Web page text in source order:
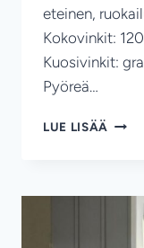
eteinen,
Kokovinkit:
Kuosivinkit:
Pyöreä…
LUE LISÄÄ